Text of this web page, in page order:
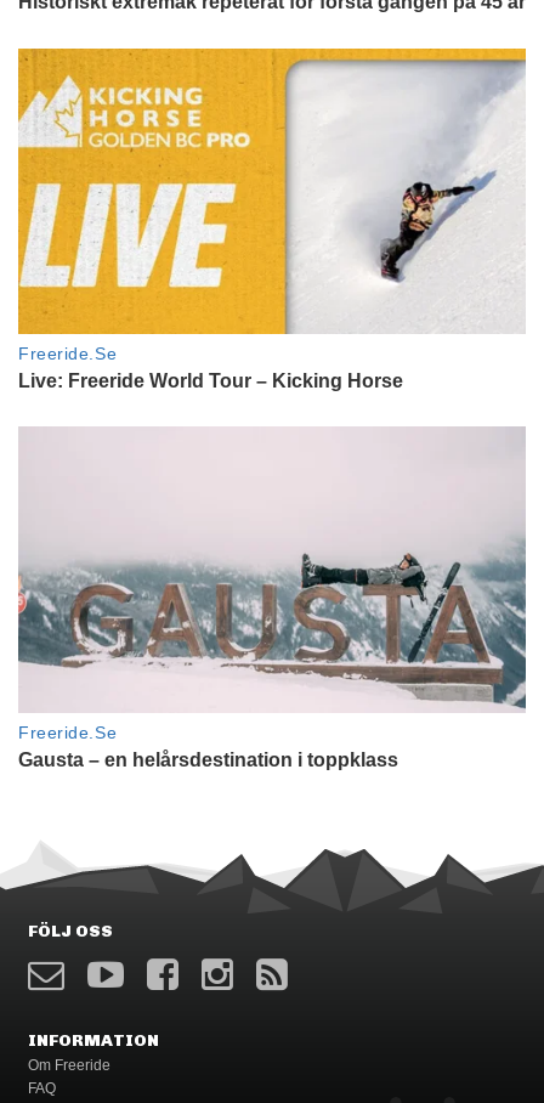
FÖLJ OSS
INFORMATION
Om Freeride
FAQ